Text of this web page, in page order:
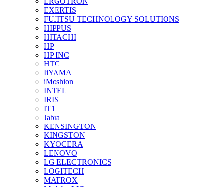
EXERTIS
FUJITSU TECHNOLOGY SOLUTIONS
HIPPUS
HITACHI
HP
HP INC
HTC
IiYAMA
iMoshion
INTEL
IRIS
IT1
Jabra
KENSINGTON
KINGSTON
KYOCERA
LENOVO
LG ELECTRONICS
LOGITECH
MATROX